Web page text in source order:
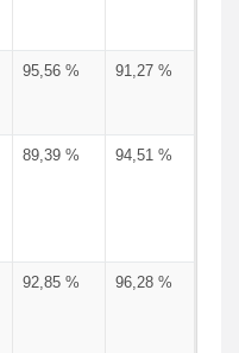
95,56 % 91,27 %
89,39 % 94,51 %
92,85 % 96,28 %